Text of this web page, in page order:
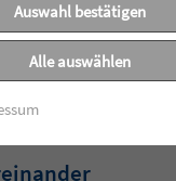
•ALTENHILFE
Auswahl bestätigen
Alle auswählen